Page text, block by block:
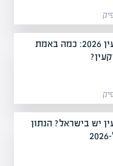
שכר שמאי מקרקעין 2026: כמה באמת
יש בישראל? הנתון